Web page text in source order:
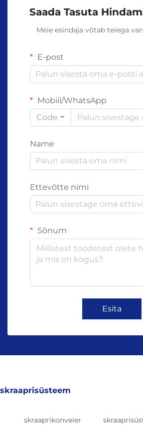
Saada Tasuta
Meie esindaja võtab teiega
E-post
Mobiil/WhatsApp
Code
Name
Ettevõtte nimi
Sõnum
Esita
skraaprisüsteem
skraaprikonveier